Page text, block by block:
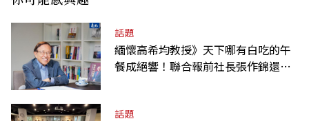
話題
緬懷高希均教授》天下哪有白吃的午
餐成絕響！聯合報前社長張作錦還原
話題